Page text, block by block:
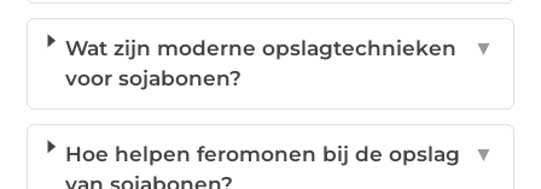
Wat zijn moderne opslagtechnieken
voor sojabonen?
▼
Hoe helpen feromonen bij de opslag
▼